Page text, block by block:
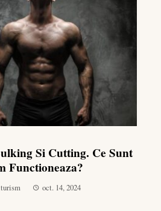
Si Cutting. Ce Sunt
Functioneaza?
oct. 14, 2024